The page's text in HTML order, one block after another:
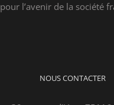
pour l’avenir de la société
NOUS CONTACTER